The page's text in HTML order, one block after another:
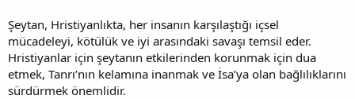
Şeytan, Hristiyanlıkta, her insanın karşılaştığı içsel
mücadeleyi, kötülük ve iyi arasındaki savaşı temsil eder.
Hristiyanlar için şeytanın etkilerinden korunmak için dua
etmek, Tanrı’nın kelamına inanmak ve İsa’ya olan bağlılıklarını
sürdürmek önemlidir.